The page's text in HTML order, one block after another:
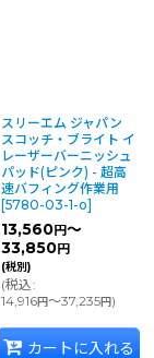
スリーエム ジャパン
スコッチ・ブライト イ
レーザーバーニッシュ
パッド(ピンク) - 超高
速バフィング作業用
[5780-03-1-o]
13,560円～
33,850円
(税別)
(税込:
14,916円～37,235円)
カートに入れる